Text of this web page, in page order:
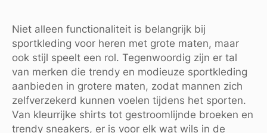
Niet alleen functionaliteit is belangrijk bij
sportkleding voor heren met grote maten, maar
ook stijl speelt een rol. Tegenwoordig zijn er tal
van merken die trendy en modieuze sportkleding
aanbieden in grotere maten, zodat mannen zich
zelfverzekerd kunnen voelen tijdens het sporten.
Van kleurrijke shirts tot gestroomlijnde broeken en
trendy sneakers, er is voor elk wat wils in de